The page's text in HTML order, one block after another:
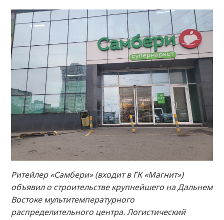
Ритейлер «Самбери» (входит в ГК «Магнит»)
объявил о строительстве крупнейшего на Дальнем
Востоке мультитемпературного
распределительного центра. Логистический